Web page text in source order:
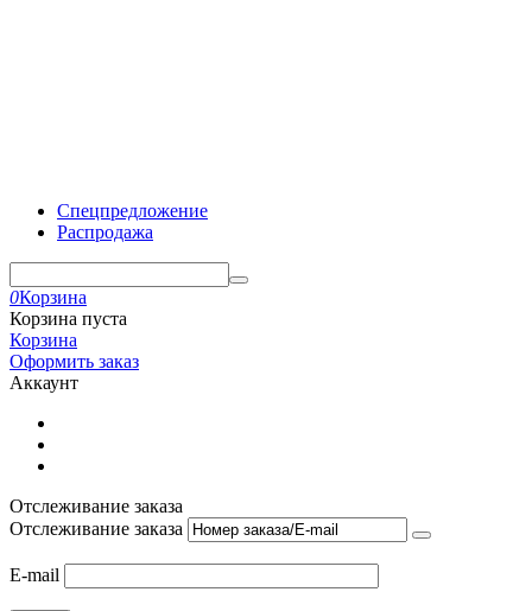
Спецпредложение
Распродажа
0Корзина
Корзина пуста
Корзина
Оформить заказ
Аккаунт
Отслеживание заказа
Отслеживание заказа
E-mail